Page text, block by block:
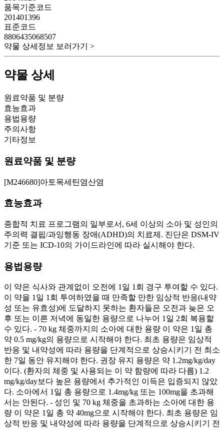
품목기준코드
201401396
표준코드
8806435068507
약물 상세정보 보러가기 >
약물 상세
원료약품 및 분량
효능효과
용법용량
주의사항
기타정보
원료약품 및 분량
[M246680]아토목세틴염산염
효능효과
종합적 치료 프로그램의 일부로서, 6세 이상의 소아 및 성인의
주의력 결핍/과잉행동 장애(ADHD)의 치료제. 진단은 DSM-IV
기준 또는 ICD-10의 가이드라인에 따라 실시해야 한다.
용법용량
이 약은 식사와 관계없이 오전에 1일 1회 경구 투여할 수 있다.
이 약을 1일 1회 투여하였을 때 만족할 만한 임상적 반응(내약
성 또는 유효성)에 도달하지 못하는 환자들은 오전과 늦은 오
후 또는 이른 저녁에 동일한 용량으로 나누어 1일 2회 복용할
수 있다. - 70 kg 체중까지의 소아에 대한 용량 이 약은 1일 총
약 0.5 mg/kg의 용량으로 시작해야 한다. 최초 용량은 임상적
반응 및 내약성에 따라 용량을 단계적으로 상승시키기 전 최소
한 7일 동안 유지해야 한다. 권장 유지 용량은 약 1.2mg/kg/day
이다. (환자의 체중 및 사용되는 이 약 함량에 따라 다름) 1.2
mg/kg/day보다 높은 용량에서 추가적인 이득은 입증되지 않았
다. 소아에서 1일 총 용량으로 1.4mg/kg 또는 100mg을 초과해
서는 안된다. - 성인 및 70 kg 체중을 초과하는 소아에 대한 용
량 이 약은 1일 총 약 40mg으로 시작해야 한다. 최초 용량은 임
상적 반응 및 내약성에 따라 용량을 단계적으로 상승시키기 전